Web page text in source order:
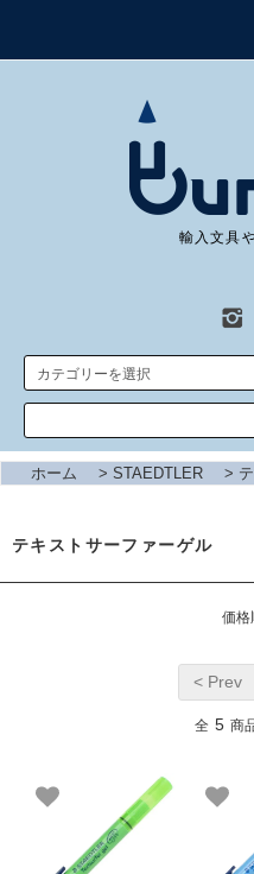
輸入文具
ホーム > STAEDTLER >
テキストサーファーゲル
価格
< Prev
全 5 商